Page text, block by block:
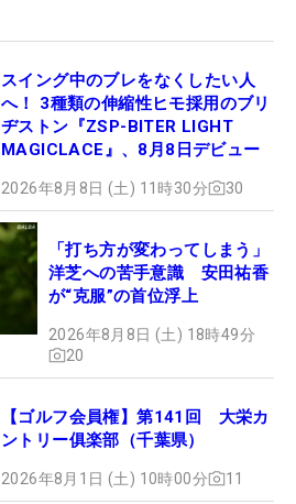
スイング中のブレをなくしたい人
へ！ 3種類の伸縮性ヒモ採用のブリ
ヂストン『ZSP-BITER LIGHT
MAGICLACE』、8月8日デビュー
2026年8月8日 (土) 11時30分 30
「打ち方が変わってしまう」
洋芝への苦手意識 安田祐香
が“克服”の首位浮上
2026年8月8日 (土) 18時49分
20
【ゴルフ会員権】第141回 大栄カ
ントリー俱楽部（千葉県）
2026年8月1日 (土) 10時00分 11